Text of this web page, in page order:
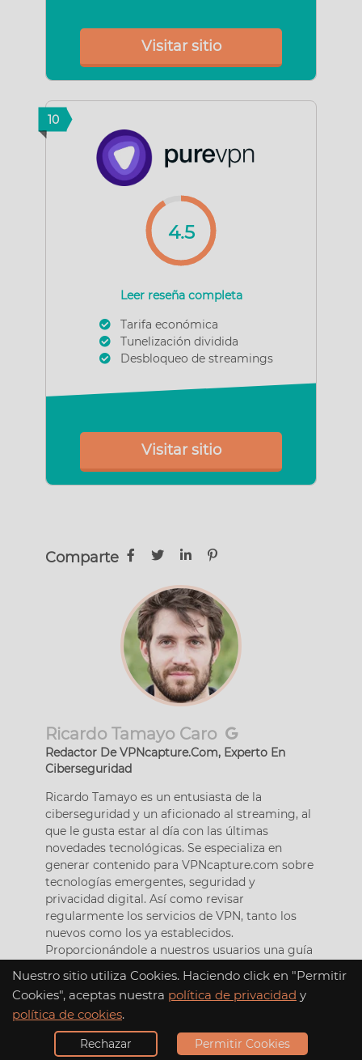
Visitar sitio
10
4.5
Leer reseña completa
Tarifa económica
Tunelización dividida
Desbloqueo de streamings
Visitar sitio
Comparte
Ricardo Tamayo Caro
Redactor De VPNcapture.Com, Experto En
Ciberseguridad
Ricardo Tamayo es un entusiasta de la
ciberseguridad y un aficionado al streaming, al
que le gusta estar al día con las últimas
novedades tecnológicas. Se especializa en
generar contenido para VPNcapture.com sobre
tecnologías emergentes, seguridad y
privacidad digital. Así como revisar
regularmente los servicios de VPN, tanto los
nuevos como los ya establecidos.
Proporcionándole a nuestros usuarios una guía
sin bloqueos geográficos.
Nuestro sitio utiliza Cookies. Haciendo click en "Permitir
Cookies", aceptas nuestra política de privacidad y
política de cookies.
Rechazar Permitir Cookies